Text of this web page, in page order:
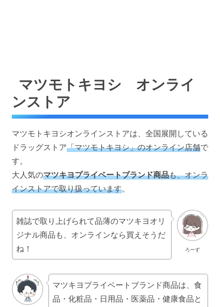
マツモトキヨシ オンライ
ンストア
マツモトキヨシオンラインストアは、全国展開している
ドラッグストア「マツモトキヨシ」のオンライン店舗で
す。
大人気のマツキヨプライベートブランド商品も、オンラ
インストアで取り扱っています。
ろーず
雑誌で取り上げられて品薄のマツキヨオリ
ジナル商品も、オンラインなら買えそうだ
ね！
マツキヨプライベートブランド商品は、食
品・化粧品・日用品・医薬品・健康食品と